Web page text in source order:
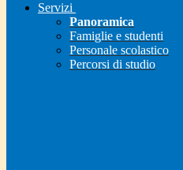
Servizi
Panoramica
Famiglie e studenti
Personale scolastico
Percorsi di studio